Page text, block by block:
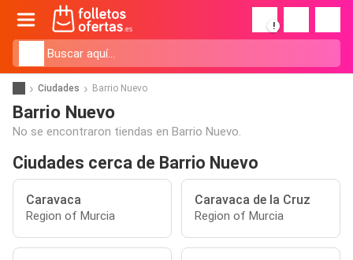
!
Ciudades Barrio Nuevo
Barrio Nuevo
No se encontraron tiendas en Barrio Nuevo.
Ciudades cerca de Barrio Nuevo
Caravaca
Region of Murcia
Caravaca de la Cruz
Region of Murcia